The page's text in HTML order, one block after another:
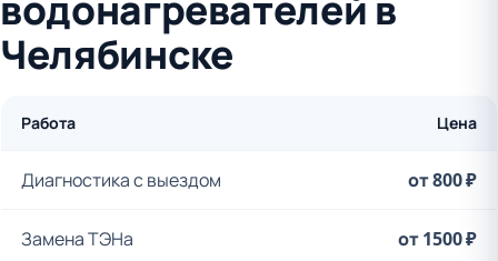
Челябинске
Работа Цена
Диагностика с выездом от 800 ₽
Замена ТЭНа от 1500 ₽